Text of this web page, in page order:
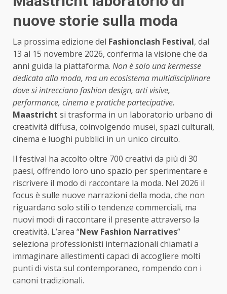
nuove storie sulla moda
La prossima edizione del Fashionclash Festival, dal
13 al 15 novembre 2026, conferma la visione che da
anni guida la piattaforma. Non è solo una kermesse
dedicata alla moda, ma un ecosistema multidisciplinare
dove si intrecciano fashion design, arti visive,
performance, cinema e pratiche partecipative.
Maastricht si trasforma in un laboratorio urbano di
creatività diffusa, coinvolgendo musei, spazi culturali,
cinema e luoghi pubblici in un unico circuito.
Il festival ha accolto oltre 700 creativi da più di 30
paesi, offrendo loro uno spazio per sperimentare e
riscrivere il modo di raccontare la moda. Nel 2026 il
focus è sulle nuove narrazioni della moda, che non
riguardano solo stili o tendenze commerciali, ma
nuovi modi di raccontare il presente attraverso la
creatività. L’area “New Fashion Narratives”
seleziona professionisti internazionali chiamati a
immaginare allestimenti capaci di accogliere molti
punti di vista sul contemporaneo, rompendo con i
canoni tradizionali.